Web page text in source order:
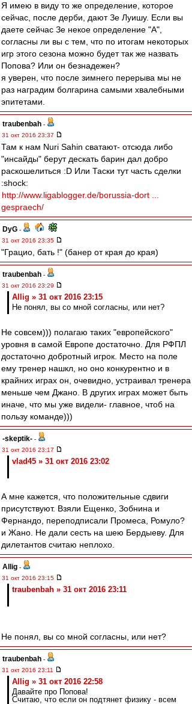
Я имею в виду то же определение, которое
сейчас, после дерби, дают Зе Луишу. Если вы
даете сейчас Зе некое определение "А",
согласны ли вы с тем, что по итогам некоторых
игр этого сезона можно будет так же назвать
Попова? Или он безнадежен?
я уверен, что после зимнего перерыва мы не
раз наградим болгарина самыми хвалебными
эпитетами.
traubenbah -
31 окт 2016 23:37
Там к нам Nuri Sahin сватают- отсюда либо
"инсайды" берут дескать барин дал добро
раскошелиться :D Или Таски тут часть сделки
:shock:
http://www.ligablogger.de/borussia-dort ...
gespraech/
DyG -
31 окт 2016 23:35
"Грацио, бать !" (банер от края до края)
traubenbah -
31 окт 2016 23:29
Allig » 31 окт 2016 23:15
Не понял, вы со мной согласны, или нет?
Не совсем))) полагаю таких "европейского"
уровня в самой Европе достаточно. Для РФПЛ
достаточно добротный игрок. Место на поле
ему тренер нашкл, но оно конкурентно и в
крайних играх он, очевидно, устраивал тренера
меньше чем Джано. В других играх может быть
иначе, что мы уже видели- главное, чтоб на
пользу команде)))
-skeptik- -
31 окт 2016 23:17
vlad45 » 31 окт 2016 23:02
А мне кажется, что положительные сдвиги
присутствуют. Взяли Ещенко, Зобнина и
Фернандо, переподписали Промеса, Ромуло?
и Жано. Не дали сесть на шею Бердыеву. Для
дилетантов считаю неплохо.
Allig -
31 окт 2016 23:15
traubenbah » 31 окт 2016 23:11
Не понял, вы со мной согласны, или нет?
traubenbah -
31 окт 2016 23:11
Allig » 31 окт 2016 22:58
Давайте про Попова!
Считаю, что если он подтянет физику - всем